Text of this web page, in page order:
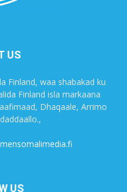
US
Finland, waa shabakad ku
Finland isla markaana
Dhaqaale, Arrimo
US